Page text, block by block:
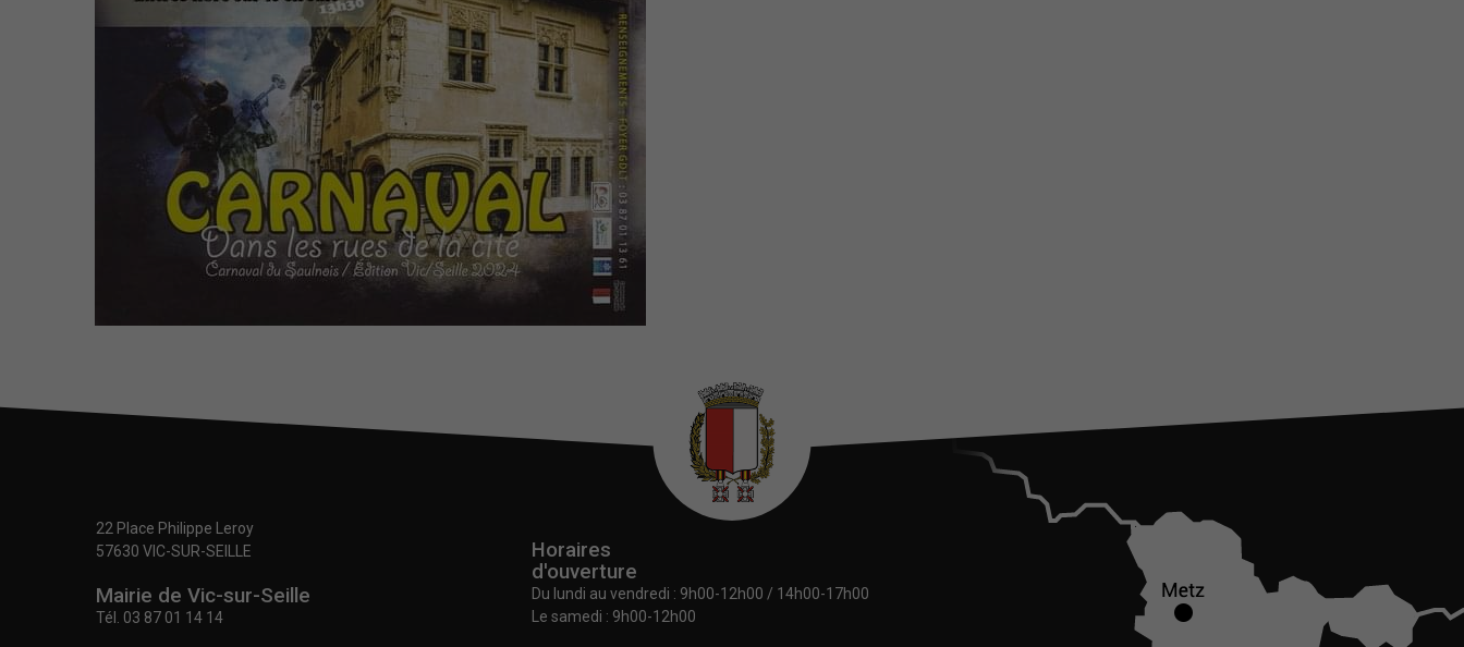
22 Place Philippe Leroy
57630 VIC-SUR-SEILLE
Mairie de Vic-sur-Seille
Tél. 03 87 01 14 14
Horaires
d'ouverture
Du lundi au vendredi : 9h00-12h00 / 14h00-17h00
Le samedi : 9h00-12h00
Nécessaires
Ces cookies
sont utiles au
internet.